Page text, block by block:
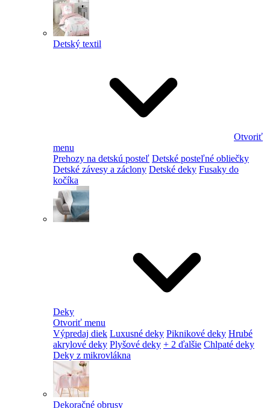
Detský textil
Otvoriť
menu
Prehozy na detskú posteľ Detské posteľné obliečky
Detské závesy a záclony Detské deky Fusaky do
kočíka
Deky
Otvoriť menu
Výpredaj diek Luxusné deky Piknikové deky Hrubé
akrylové deky Plyšové deky + 2 ďalšie Chlpaté deky
Deky z mikrovlákna
Dekoračné obrusy